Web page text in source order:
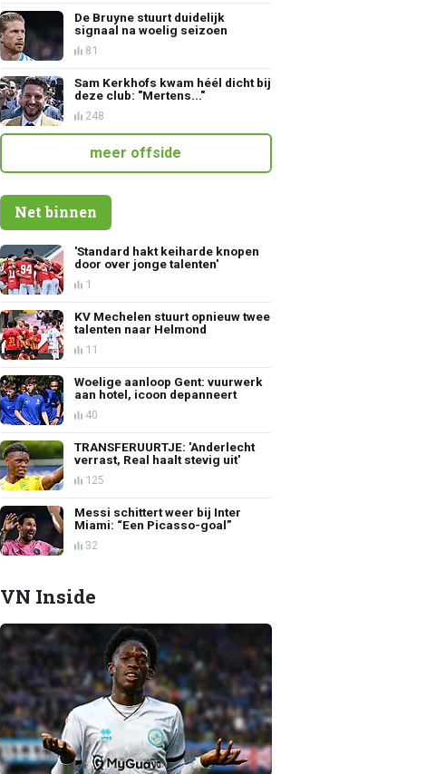
De Bruyne stuurt duidelijk
signaal na woelig seizoen
81
Sam Kerkhofs kwam héél dicht bij
deze club: "Mertens..."
248
meer offside
Net binnen
'Standard hakt keiharde knopen
door over jonge talenten'
1
KV Mechelen stuurt opnieuw twee
talenten naar Helmond
11
Woelige aanloop Gent: vuurwerk
aan hotel, icoon depanneert
40
TRANSFERUURTJE: 'Anderlecht
verrast, Real haalt stevig uit'
125
Messi schittert weer bij Inter
Miami: “Een Picasso-goal”
32
VN Inside